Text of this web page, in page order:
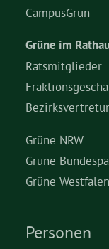
CampusGrün
Grüne im
Ratsmitglieder
Grüne NRW
Grüne
Grüne Westfalen
Personen